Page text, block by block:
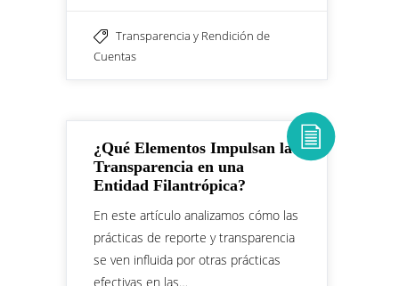
Transparencia y Rendición de
Cuentas
¿Qué Elementos Impulsan la
Transparencia en una
Entidad Filantrópica?
En este artículo analizamos cómo las
prácticas de reporte y transparencia
se ven influida por otras prácticas
efectivas en las…